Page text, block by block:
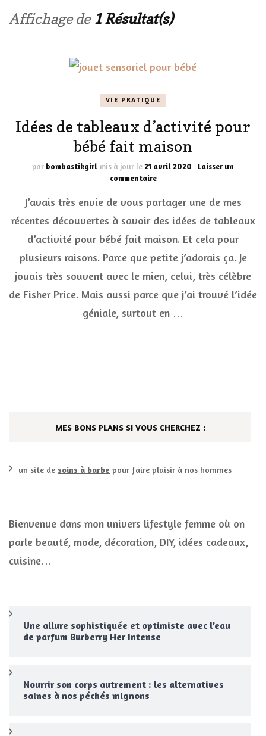
Affichage de 1 Résultat(s)
VIE PRATIQUE
Idées de tableaux d’activité pour
bébé fait maison
par bombastikgirl mis à jour le21 avril 2020
Laisser un
commentairesur
de
d’activité
pour
fait
maison
J’avais très envie de vous partager une de mes
récentes découvertes à savoir des idées de tableaux
d’activité pour bébé fait maison. Et cela pour
plusieurs raisons. Parce que petite j’adorais ça. Je
jouais très souvent avec le mien, celui, très célèbre
de Fisher Price. Mais aussi parce que j’ai trouvé l’idée
géniale, surtout en …
MES BONS PLANS SI VOUS CHERCHEZ :
un site de soins à barbe pour faire plaisir à nos hommes
Bienvenue dans mon univers lifestyle femme où on
parle beauté, mode, décoration, DIY, idées cadeaux,
cuisine…
Une allure sophistiquée et optimiste avec l’eau
de parfum Burberry Her Intense
Nourrir son corps autrement : les alternatives
saines à nos péchés mignons